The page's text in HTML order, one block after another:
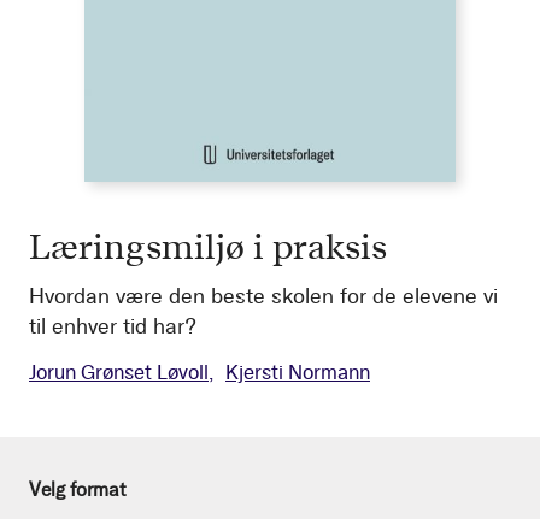
Læringsmiljø i praksis
Hvordan være den beste skolen for de elevene vi
til enhver tid har?
Jorun Grønset Løvoll Kjersti Normann
Velg format